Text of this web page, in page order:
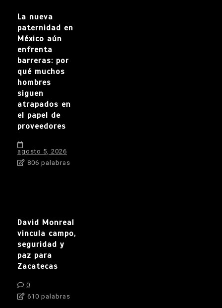
La nueva
paternidad en
México aún
enfrenta
barreras: por
qué muchos
hombres
siguen
atrapados en
el papel de
proveedores
agosto 5, 2026
806 palabras
David Monreal
vincula campo,
seguridad y
paz para
Zacatecas
0
610 palabras